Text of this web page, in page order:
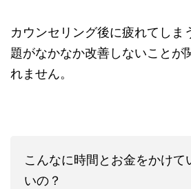
カウンセリング後に疲れてしま
題がなかなか改善しないことが
れません。
こんなに時間とお金をかけて
いの？